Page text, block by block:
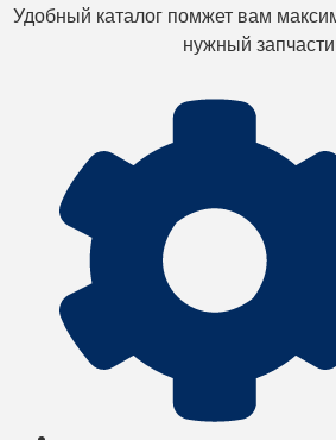
Удобный каталог помжет вам
нужный